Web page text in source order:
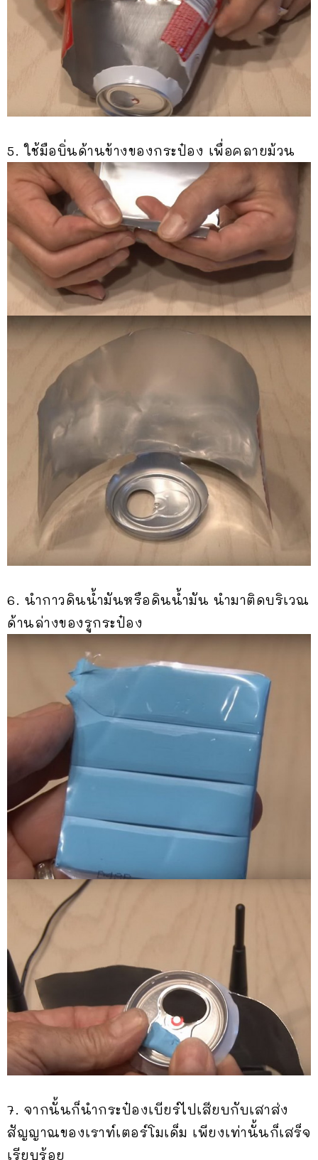
5. ใช้มือบิ่นด้านข้างของกระป๋อง เพื่อคลายม้วน
6. นำกาวดินน้ำมันหรือดินน้ำมัน นำมาติดบริเวณ
ด้านล่างของรูกระป๋อง
7. จากนั้นก็นำกระป๋องเบียร์ไปเสียบกับเสาส่ง
สัญญาณของเราท์เตอร์โมเด็ม เพียงเท่านั้นก็เสร็จ
เรียบร้อย